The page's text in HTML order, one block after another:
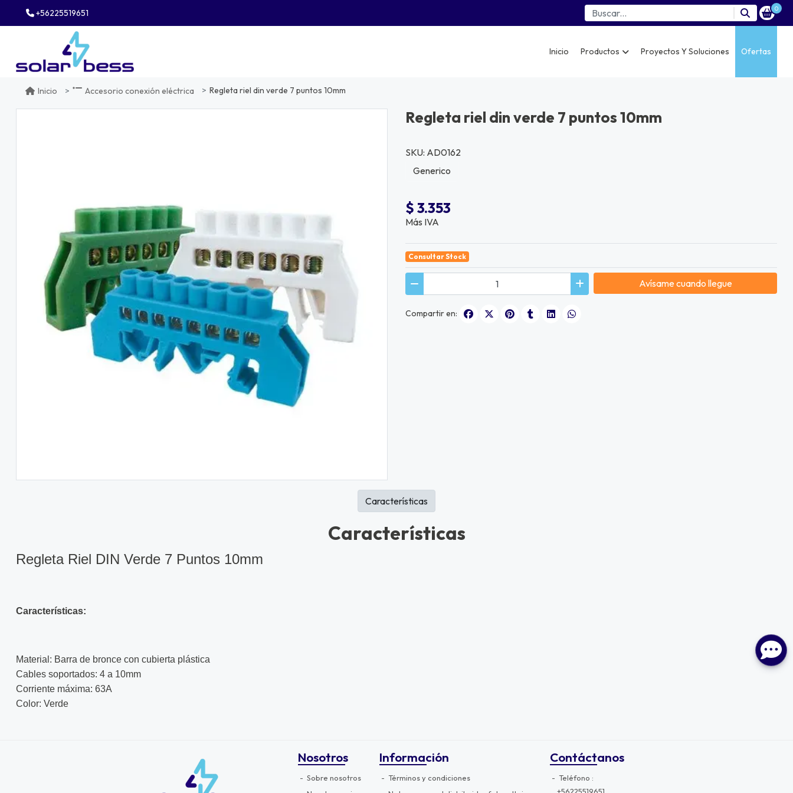
+56225519651 0
Inicio Productos Proyectos Y Soluciones Ofertas
Inicio Accesorio conexión eléctrica Regleta riel din verde 7 puntos 10mm
Regleta riel din verde 7 puntos 10mm
SKU: AD0162
Generico
$ 3.353
Más IVA
Consultar Stock
Avísame cuando llegue
Compartir en:
Características
Regleta Riel DIN Verde 7 Puntos 10mm
Características:
Material: Barra de bronce con cubierta plástica
Cables soportados: 4 a 10mm
Corriente máxima: 63A
Color: Verde
Características
Nosotros
Sobre nosotros
Información
Términos y condiciones
Contáctanos
Teléfono
+56225519651